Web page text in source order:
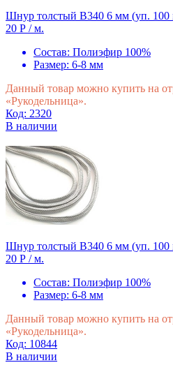
Шнур толстый В340 6 мм (уп.
20 Р / м.
Состав: Полиэфир 100%
Размер: 6-8 мм
Данный товар можно купить на
«Рукодельница».
Код: 2320
В наличии
Шнур толстый В340 6 мм (уп.
20 Р / м.
Состав: Полиэфир 100%
Размер: 6-8 мм
Данный товар можно купить на
«Рукодельница».
Код: 10844
В наличии